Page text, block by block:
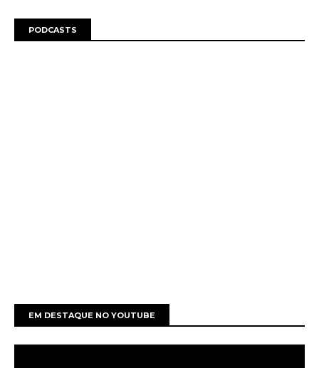
PODCASTS
EM DESTAQUE NO YOUTUBE